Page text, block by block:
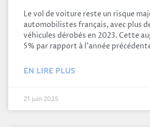
Le vol de voiture reste un risque
automobilistes français, avec plus
véhicules dérobés en 2023. Cette
5% par rapport à l’année
EN LIRE PLUS
21 juin 2025